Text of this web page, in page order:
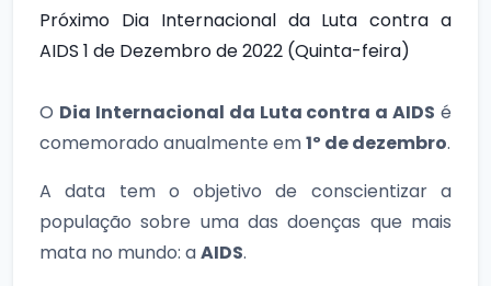
Próximo Dia Internacional da Luta contra a
AIDS 1 de Dezembro de 2022 (Quinta-feira)
O Dia Internacional da Luta contra a AIDS é
comemorado anualmente em1º de dezembro.
A data tem o objetivo de conscientizar a
população sobre uma das doenças que mais
mata no mundo: aAIDS.